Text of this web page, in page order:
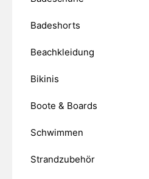
Badeshorts
Beachkleidung
Bikinis
Boote & Boards
Schwimmen
Strandzubehör